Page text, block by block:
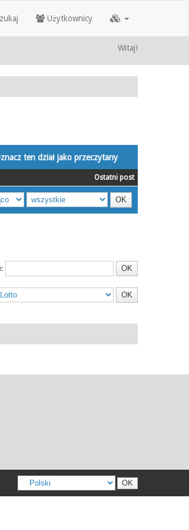
Użytkownicy
Witaj!
ten dział jako przeczytany
Ostatni post